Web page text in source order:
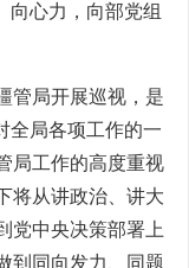
向心力，向部党组
管局开展巡视，是
全局各项工作的一
局工作的高度重视
将从讲政治、讲大
党中央决策部署上
到同向发力、同题